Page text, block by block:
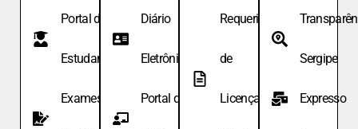
Portal do
Estudante
Exames de
Diário
Eletrônico
Portal do
Requeri.
de
Licença
Sergipe
Expresso